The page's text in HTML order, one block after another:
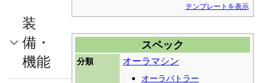
テンプレートを表示
スペック
分類 オーラマシン
オーラバトラー
装
備・
機能